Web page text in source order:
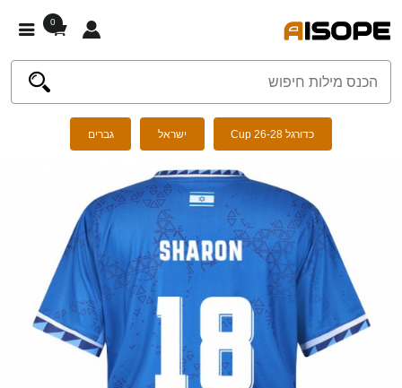
0
כדורגל Cup 26-28 ישראל גברים